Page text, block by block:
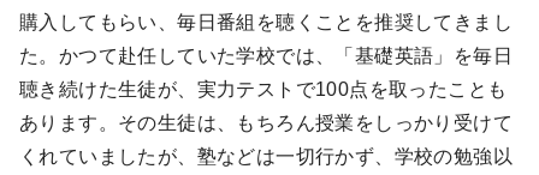
購入してもらい、毎日番組を聴くことを推奨してきまし
た。かつて赴任していた学校では、「基礎英語」を毎日
聴き続けた生徒が、実力テストで100点を取ったことも
あります。その生徒は、もちろん授業をしっかり受けて
くれていましたが、塾などは一切行かず、学校の勉強以